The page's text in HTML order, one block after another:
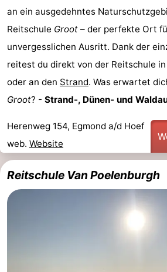
Graaf
Egmont
Landgoed
Glory
Campingplätze
-
Woudhoeve
Duinpark
Egmond
-
Duynvallei
an ein ausgedehntes
Reitschule Groot – der perfekte Ort
unvergesslichen Ausritt. Dank der
reitest du direkt von der Reitschule in
oder an den Strand. Was erwartet
Groot? - Strand-, Dünen- und
Herenweg 154, Egmond a/d Hoef
web. Website
Reitschule Van Poelenburgh